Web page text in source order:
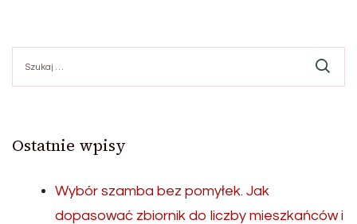
Ostatnie wpisy
Wybór szamba bez pomyłek. Jak
dopasować zbiornik do liczby mieszkańców i